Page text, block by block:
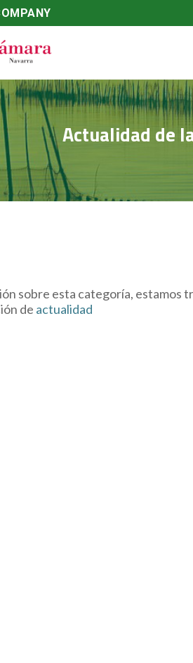
Actualidad de
sobre esta categoría, estamos
de actualidad